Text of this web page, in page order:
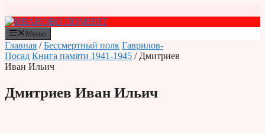
к
содержимому
Меню
Главная /Бессмертный полк Гаврилов-
Посад Книга памяти 1941-1945 / Дмитриев
Иван Ильич
Дмитриев Иван Ильич